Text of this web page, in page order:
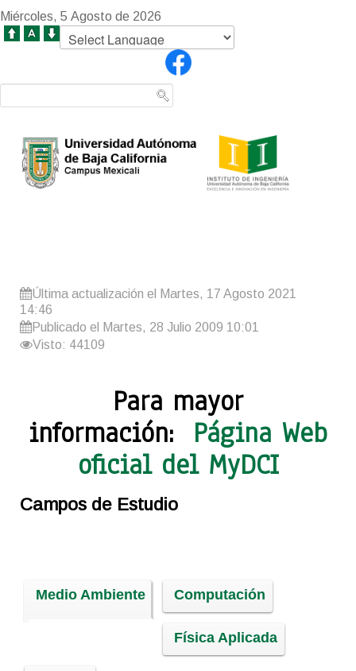
Miércoles, 5 Agosto de 2026
Última actualización el Martes, 17 Agosto 2021
14:46
Publicado el Martes, 28 Julio 2009 10:01
Visto: 44109
Para mayor
información: Página Web
oficial del MyDCI
Campos de Estudio
Medio Ambiente Computación
Física Aplicada